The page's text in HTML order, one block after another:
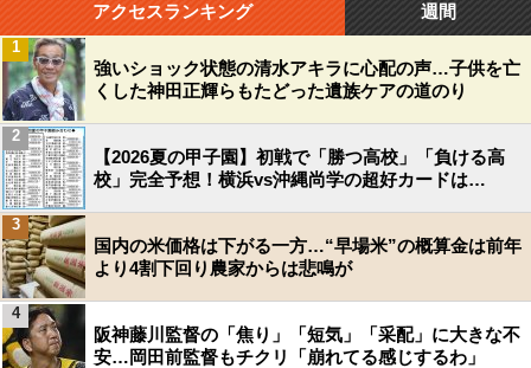
アクセスランキング 週間
強いショック状態の清水アキラに心配の声…子供を亡
くした神田正輝らもたどった遺族ケアの道のり
1
【2026夏の甲子園】初戦で「勝つ高校」「負ける高
校」完全予想！横浜vs沖縄尚学の超好カードは…
2
国内の米価格は下がる一方…“早場米”の概算金は前年
より4割下回り農家からは悲鳴が
3
阪神藤川監督の「焦り」「短気」「采配」に大きな不
安…岡田前監督もチクリ「崩れてる感じするわ」
4